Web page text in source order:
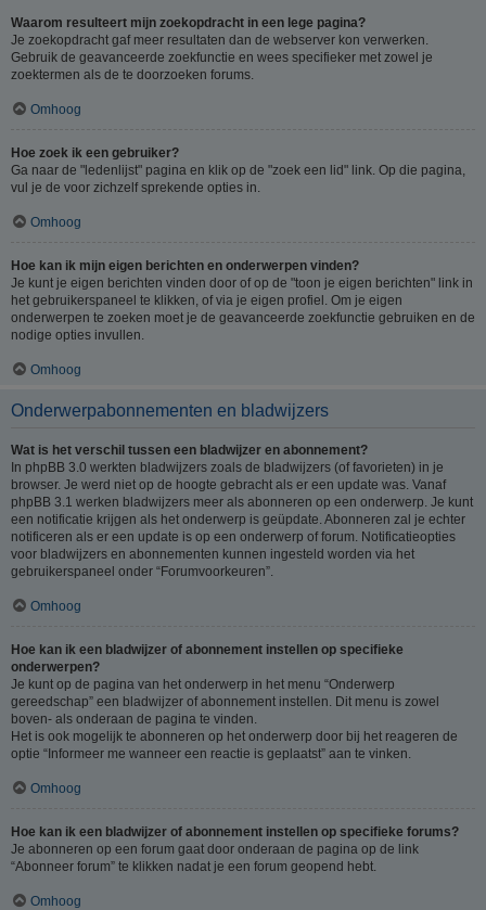
Waarom resulteert mijn zoekopdracht in een lege pagina?
Je zoekopdracht gaf meer resultaten dan de webserver kon verwerken.
Gebruik de geavanceerde zoekfunctie en wees specifieker met zowel je
zoektermen als de te doorzoeken forums.
Omhoog
Hoe zoek ik een gebruiker?
Ga naar de "ledenlijst" pagina en klik op de "zoek een lid" link. Op die pagina,
vul je de voor zichzelf sprekende opties in.
Omhoog
Hoe kan ik mijn eigen berichten en onderwerpen vinden?
Je kunt je eigen berichten vinden door of op de "toon je eigen berichten" link in
het gebruikerspaneel te klikken, of via je eigen profiel. Om je eigen
onderwerpen te zoeken moet je de geavanceerde zoekfunctie gebruiken en de
nodige opties invullen.
Omhoog
Onderwerpabonnementen en bladwijzers
Wat is het verschil tussen een bladwijzer en abonnement?
In phpBB 3.0 werkten bladwijzers zoals de bladwijzers (of favorieten) in je
browser. Je werd niet op de hoogte gebracht als er een update was. Vanaf
phpBB 3.1 werken bladwijzers meer als abonneren op een onderwerp. Je kunt
een notificatie krijgen als het onderwerp is geüpdate. Abonneren zal je echter
notificeren als er een update is op een onderwerp of forum. Notificatieopties
voor bladwijzers en abonnementen kunnen ingesteld worden via het
gebruikerspaneel onder “Forumvoorkeuren”.
Omhoog
Hoe kan ik een bladwijzer of abonnement instellen op specifieke
onderwerpen?
Je kunt op de pagina van het onderwerp in het menu “Onderwerp
gereedschap” een bladwijzer of abonnement instellen. Dit menu is zowel
boven- als onderaan de pagina te vinden.
Het is ook mogelijk te abonneren op het onderwerp door bij het reageren de
optie “Informeer me wanneer een reactie is geplaatst” aan te vinken.
Omhoog
Hoe kan ik een bladwijzer of abonnement instellen op specifieke forums?
Je abonneren op een forum gaat door onderaan de pagina op de link
“Abonneer forum” te klikken nadat je een forum geopend hebt.
Omhoog